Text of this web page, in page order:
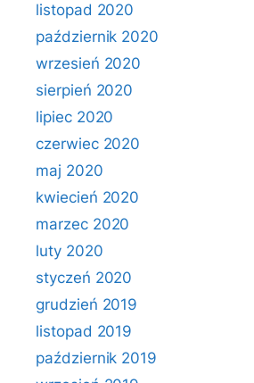
listopad 2020
październik 2020
wrzesień 2020
sierpień 2020
lipiec 2020
czerwiec 2020
maj 2020
kwiecień 2020
marzec 2020
luty 2020
styczeń 2020
grudzień 2019
listopad 2019
październik 2019